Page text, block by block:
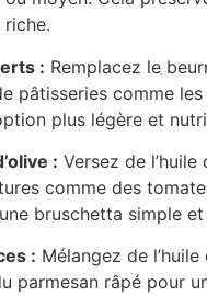
riche.
: Remplacez le
pâtisseries comme les
plus légère et
: Versez de
comme des
bruschetta simple et
: Mélangez de
parmesan râpé pour